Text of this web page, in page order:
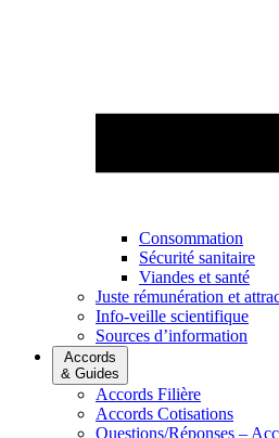
Consommation
Sécurité sanitaire
Viandes et santé
Juste rémunération et
Info-veille scientifique
Sources d’information
Accords
& Guides
Accords Filière
Accords Cotisations
Questions/Réponses –